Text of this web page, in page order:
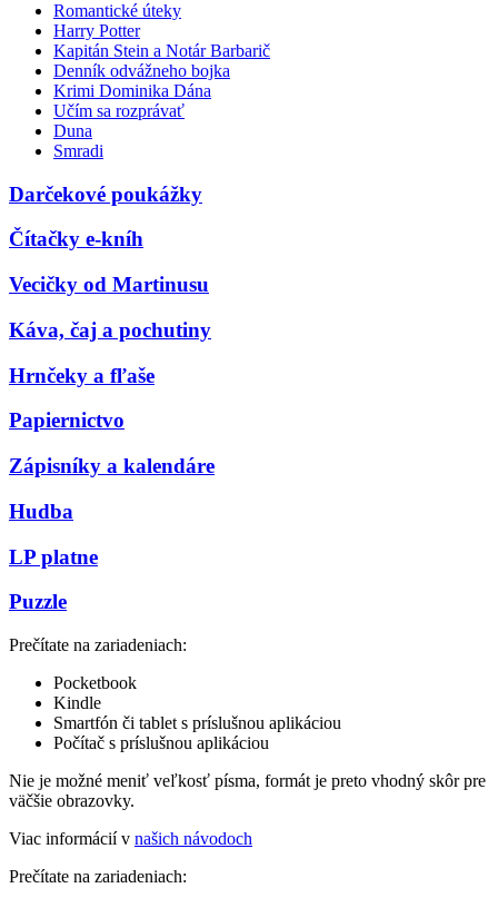
Romantické úteky
Harry Potter
Kapitán Stein a Notár Barbarič
Denník odvážneho bojka
Krimi Dominika Dána
Učím sa rozprávať
Duna
Smradi
Darčekové poukážky
Čítačky e-kníh
Vecičky od Martinusu
Káva, čaj a pochutiny
Hrnčeky a fľaše
Papiernictvo
Zápisníky a kalendáre
Hudba
LP platne
Puzzle
Prečítate na zariadeniach:
Pocketbook
Kindle
Smartfón či tablet s príslušnou aplikáciou
Počítač s príslušnou aplikáciou
Nie je možné meniť veľkosť písma, formát je preto vhodný skôr pre
väčšie obrazovky.
Viac informácií v našich návodoch
Prečítate na zariadeniach: